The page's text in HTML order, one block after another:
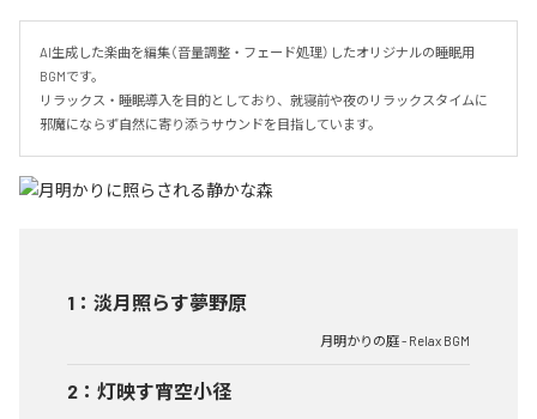
AI生成した楽曲を編集（音量調整・フェード処理）したオリジナルの睡眠用
BGMです。
リラックス・睡眠導入を目的としており、就寝前や夜のリラックスタイムに
邪魔にならず自然に寄り添うサウンドを目指しています。
1 ： 淡月照らす夢野原
月明かりの庭 - Relax BGM
2 ： 灯映す宵空小径